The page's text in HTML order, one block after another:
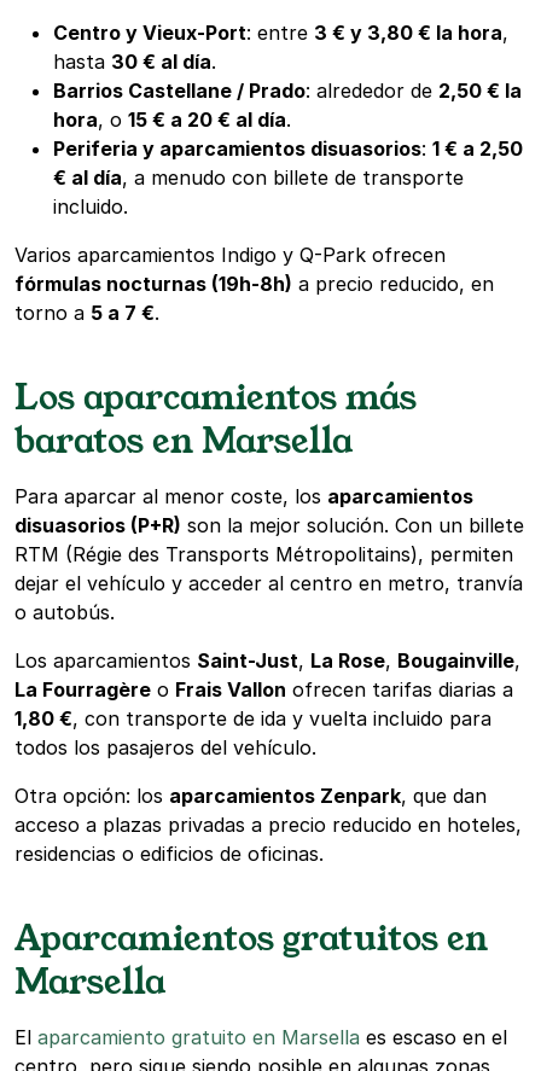
Centro y Vieux-Port: entre 3 € y 3,80 € la hora,
hasta 30 € al día.
Barrios Castellane / Prado: alrededor de 2,50 € la
hora, o 15 € a 20 € al día.
Periferia y aparcamientos disuasorios: 1 € a 2,50
€ al día, a menudo con billete de transporte
incluido.
Varios aparcamientos Indigo y Q-Park ofrecen
fórmulas nocturnas (19h-8h) a precio reducido, en
torno a 5 a 7 €.
Los aparcamientos más
baratos en Marsella
Para aparcar al menor coste, los aparcamientos
disuasorios (P+R) son la mejor solución. Con un billete
RTM (Régie des Transports Métropolitains), permiten
dejar el vehículo y acceder al centro en metro, tranvía
o autobús.
Los aparcamientos Saint-Just, La Rose, Bougainville,
La Fourragère o Frais Vallon ofrecen tarifas diarias a
1,80 €, con transporte de ida y vuelta incluido para
todos los pasajeros del vehículo.
Otra opción: los aparcamientos Zenpark, que dan
acceso a plazas privadas a precio reducido en hoteles,
residencias o edificios de oficinas.
Aparcamientos gratuitos en
Marsella
El aparcamiento gratuito en Marsella es escaso en el
centro, pero sigue siendo posible en algunas zonas